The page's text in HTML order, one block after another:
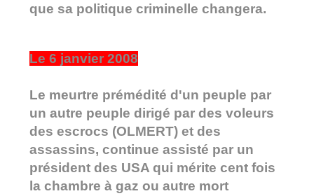
que sa politique criminelle changera.
Le 6 janvier 2008
Le meurtre prémédité d'un peuple par
un autre peuple dirigé par des voleurs
des escrocs (OLMERT) et des
assassins, continue assisté par un
président des USA qui mérite cent fois
la chambre à gaz ou autre mort